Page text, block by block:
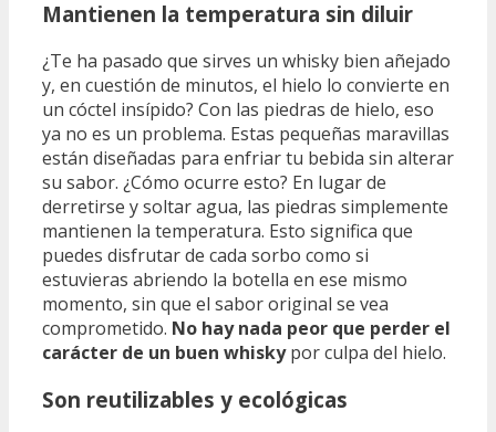
Mantienen la temperatura sin diluir
¿Te ha pasado que sirves un whisky bien añejado
y, en cuestión de minutos, el hielo lo convierte en
un cóctel insípido? Con las piedras de hielo, eso
ya no es un problema. Estas pequeñas maravillas
están diseñadas para enfriar tu bebida sin alterar
su sabor. ¿Cómo ocurre esto? En lugar de
derretirse y soltar agua, las piedras simplemente
mantienen la temperatura. Esto significa que
puedes disfrutar de cada sorbo como si
estuvieras abriendo la botella en ese mismo
momento, sin que el sabor original se vea
comprometido. No hay nada peor que perder el
carácter de un buen whiskypor culpa del hielo.
Son reutilizables y ecológicas